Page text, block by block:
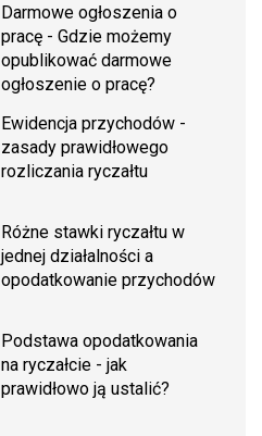
Darmowe ogłoszenia o
pracę - Gdzie możemy
opublikować darmowe
ogłoszenie o pracę?
Ewidencja przychodów -
zasady prawidłowego
rozliczania ryczałtu
Różne stawki ryczałtu w
jednej działalności a
opodatkowanie przychodów
Podstawa opodatkowania
na ryczałcie - jak
prawidłowo ją ustalić?